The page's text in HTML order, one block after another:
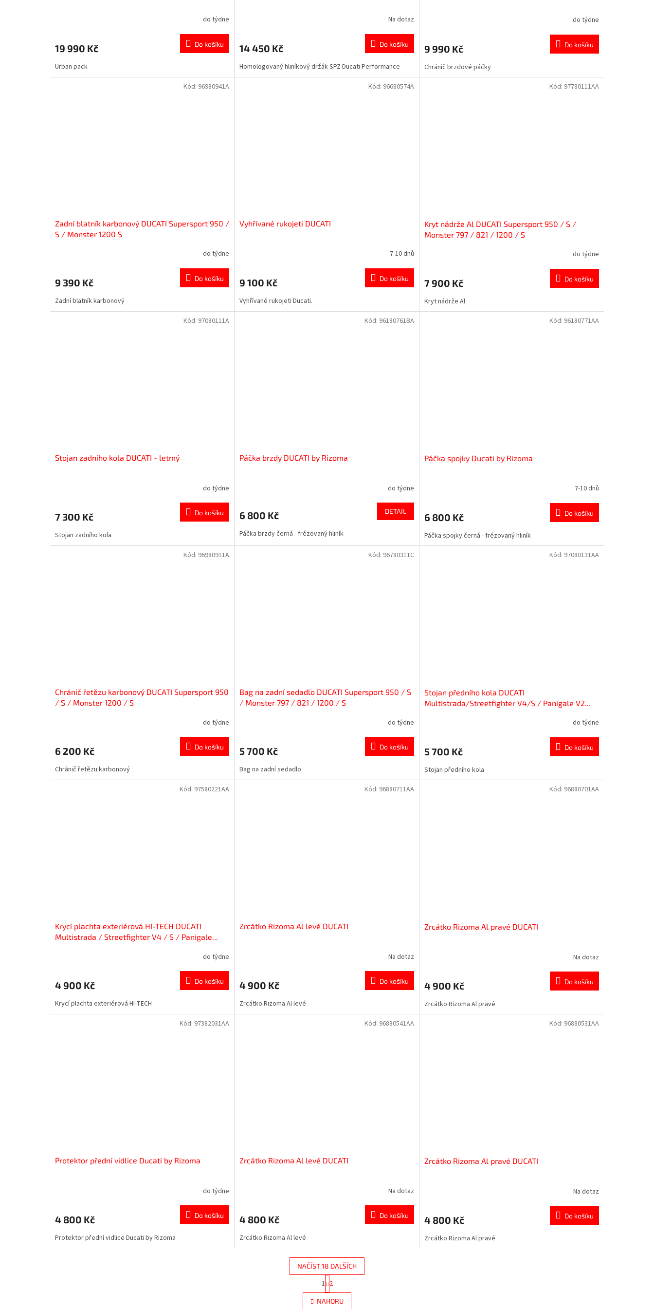
do týdne
19 990 Kč Do košíku
Urban pack
Na dotaz
14 450 Kč Do košíku
Homologovaný hliníkový držák SPZ Ducati Performance
do týdne
9 990 Kč Do košíku
Chránič brzdové páčky
Zadní blatník karbonový DUCATI Supersport 950 /
S / Monster 1200 S
do týdne
9 390 Kč Do košíku
Zadní blatník karbonový
Kód: 96980941A
Vyhřívané rukojeti DUCATI
7-10 dnů
9 100 Kč Do košíku
Vyhřívané rukojeti Ducati.
Kód: 96680574A
Kryt nádrže Al DUCATI Supersport 950 / S /
Monster 797 / 821 / 1200 / S
do týdne
7 900 Kč Do košíku
Kryt nádrže Al
Kód: 97780111AA
Stojan zadního kola DUCATI - letmý
do týdne
7 300 Kč Do košíku
Stojan zadního kola
Kód: 97080111A
Páčka brzdy DUCATI by Rizoma
do týdne
6 800 Kč DETAIL
Páčka brzdy černá - frézovaný hliník
Kód: 96180761BA
Páčka spojky Ducati by Rizoma
7-10 dnů
6 800 Kč Do košíku
Páčka spojky černá - frézovaný hliník
Kód: 96180771AA
Chránič řetězu karbonový DUCATI Supersport 950
/ S / Monster 1200 / S
do týdne
6 200 Kč Do košíku
Chránič řetězu karbonový
Kód: 96980911A
Bag na zadní sedadlo DUCATI Supersport 950 / S
/ Monster 797 / 821 / 1200 / S
do týdne
5 700 Kč Do košíku
Bag na zadní sedadlo
Kód: 96780311C
Stojan předního kola DUCATI
Multistrada/Streetfighter V4/S / Panigale V2...
do týdne
5 700 Kč Do košíku
Stojan předního kola
Kód: 97080131AA
Krycí plachta exteriérová HI-TECH DUCATI
Multistrada / Streetfighter V4 / S / Panigale...
do týdne
4 900 Kč Do košíku
Krycí plachta exteriérová HI-TECH
Kód: 97580221AA
Zrcátko Rizoma Al levé DUCATI
Na dotaz
4 900 Kč Do košíku
Zrcátko Rizoma Al levé
Kód: 96880711AA
Zrcátko Rizoma Al pravé DUCATI
Na dotaz
4 900 Kč Do košíku
Zrcátko Rizoma Al pravé
Kód: 96880701AA
Protektor přední vidlice Ducati by Rizoma
do týdne
4 800 Kč Do košíku
Protektor přední vidlice Ducati by Rizoma
Kód: 97382031AA
Zrcátko Rizoma Al levé DUCATI
Na dotaz
4 800 Kč Do košíku
Zrcátko Rizoma Al levé
Kód: 96880541AA
Zrcátko Rizoma Al pravé DUCATI
Na dotaz
4 800 Kč Do košíku
Zrcátko Rizoma Al pravé
Kód: 96880531AA
O
v
l
NAČÍST 18 DALŠÍCH
t
r
á
1 2
NAHORU